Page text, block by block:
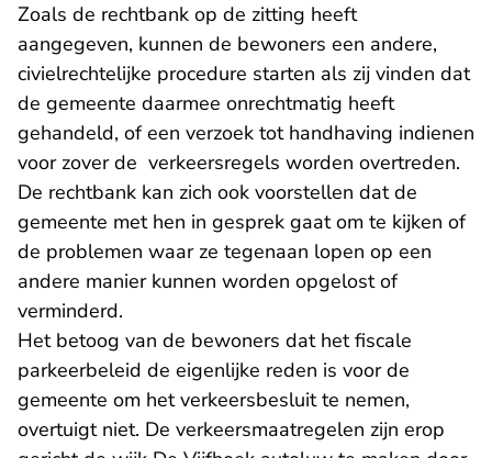
Zoals de rechtbank op de zitting heeft
aangegeven, kunnen de bewoners een andere,
civielrechtelijke procedure starten als zij vinden dat
de gemeente daarmee onrechtmatig heeft
gehandeld, of een verzoek tot handhaving indienen
voor zover de verkeersregels worden overtreden.
De rechtbank kan zich ook voorstellen dat de
gemeente met hen in gesprek gaat om te kijken of
de problemen waar ze tegenaan lopen op een
andere manier kunnen worden opgelost of
verminderd.
Het betoog van de bewoners dat het fiscale
parkeerbeleid de eigenlijke reden is voor de
gemeente om het verkeersbesluit te nemen,
overtuigt niet. De verkeersmaatregelen zijn erop